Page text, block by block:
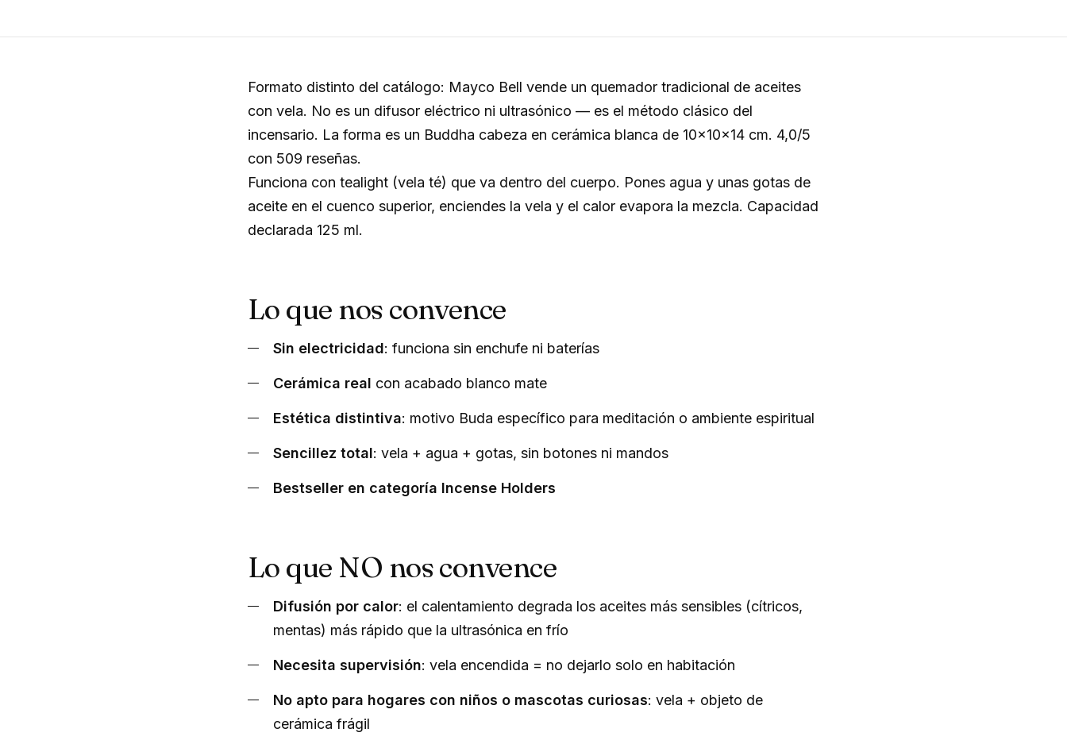
Formato distinto del catálogo: Mayco Bell vende un quemador tradicional de aceites
con vela. No es un difusor eléctrico ni ultrasónico — es el método clásico del
incensario. La forma es un Buddha cabeza en cerámica blanca de 10×10×14 cm. 4,0/5
con 509 reseñas.
Funciona con tealight (vela té) que va dentro del cuerpo. Pones agua y unas gotas de
aceite en el cuenco superior, enciendes la vela y el calor evapora la mezcla. Capacidad
declarada 125 ml.
Lo que nos convence
Sin electricidad: funciona sin enchufe ni baterías
Cerámica real con acabado blanco mate
Estética distintiva: motivo Buda específico para meditación o ambiente espiritual
Sencillez total: vela + agua + gotas, sin botones ni mandos
Bestseller en categoría Incense Holders
Lo que NO nos convence
Difusión por calor: el calentamiento degrada los aceites más sensibles (cítricos,
mentas) más rápido que la ultrasónica en frío
Necesita supervisión: vela encendida = no dejarlo solo en habitación
No apto para hogares con niños o mascotas curiosas: vela + objeto de
cerámica frágil